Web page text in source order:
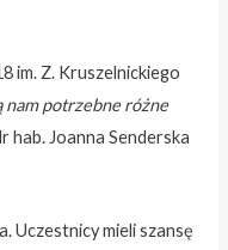
im. Z. Kruszelnickiego
nam potrzebne różne
hab. Joanna Senderska
Uczestnicy mieli szansę